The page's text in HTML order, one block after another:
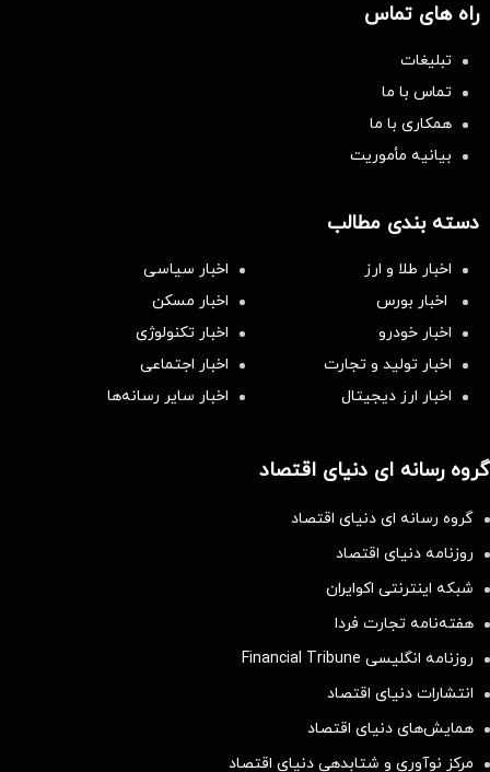
راه های تماس
تبلیغات
تماس با ما
همکاری با ما
بیانیه مأموریت
دسته بندی مطالب
اخبار طلا و ارز
اخبار سیاسی
اخبار بورس
اخبار مسکن
اخبار خودرو
اخبار تکنولوژی
اخبار تولید و تجارت
اخبار اجتماعی
اخبار ارز دیجیتال
اخبار سایر رسانه‌‌ها
گروه رسانه ای دنیای اقتصاد
گروه رسانه ای دنیای اقتصاد
روزنامه دنیای اقتصاد
شبکه اینترنتی اکوایران
هفته‌نامه تجارت فردا
روزنامه انگلیسی Financial Tribune
انتشارات دنیای اقتصاد
همایش‌های دنیای اقتصاد
مرکز نوآوری و شتابدهی دنیای اقتصاد